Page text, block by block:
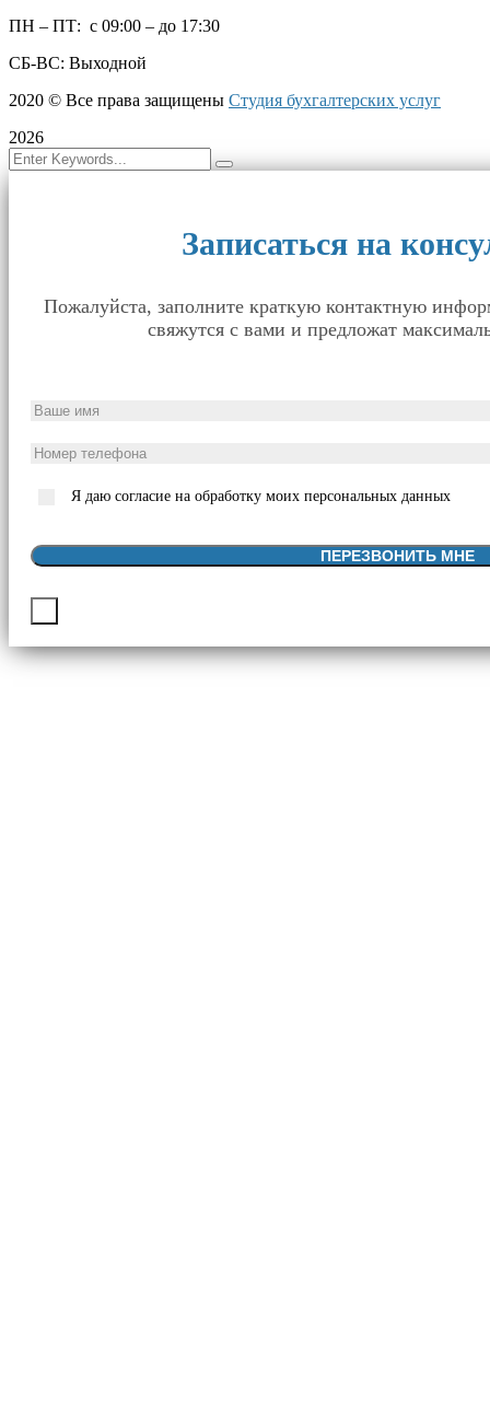
ПН – ПТ: с 09:00 – до 17:30
СБ-ВС: Выходной
2020 © Все права защищены Студия бухгалтерских услуг
2026
Записаться на
Пожалуйста, заполните краткую контактную
свяжутся с вами и предложат
Я даю согласие на обработку моих персональных данных